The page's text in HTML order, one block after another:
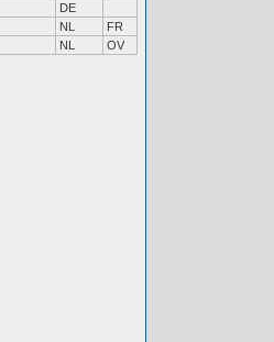
DE
NL
FR
NL OV